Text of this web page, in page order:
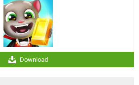
Download